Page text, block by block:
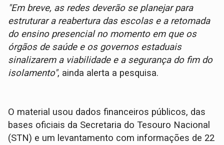
"Em breve, as redes deverão se planejar para
estruturar a reabertura das escolas e a retomada
do ensino presencial no momento em que os
órgãos de saúde e os governos estaduais
sinalizarem a viabilidade e a segurança do fim do
isolamento", ainda alerta a pesquisa.
O material usou dados financeiros públicos, das
bases oficiais da Secretaria do Tesouro Nacional
(STN) e um levantamento com informações de 22